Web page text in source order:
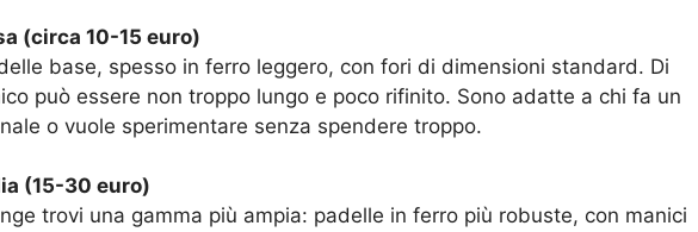
(circa 10-15 euro)
base, spesso in ferro leggero, con fori di dimensioni standard. Di
può essere non troppo lungo e poco rifinito. Sono adatte a chi fa un
o vuole sperimentare senza spendere troppo.
(15-30 euro)
trovi una gamma più ampia: padelle in ferro più robuste, con manici